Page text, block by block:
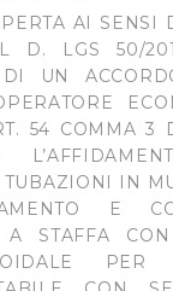
AI SENSI
D. LGS 50/
UN
54 COMMA 3
IN
E
A STAFFA
PER